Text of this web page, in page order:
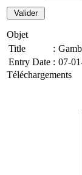
Objet
Title
:
Entry Date : 07-
Téléchargements